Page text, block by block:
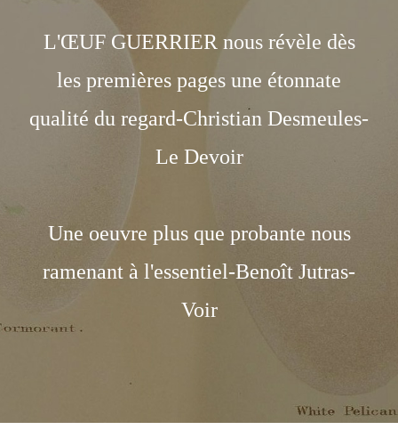
L'ŒUF GUERRIER nous révèle dès
les premières pages une étonnate
qualité du regard-Christian Desmeules-
Le Devoir
Une oeuvre plus que probante nous
ramenant à l'essentiel-Benoît Jutras-
Voir